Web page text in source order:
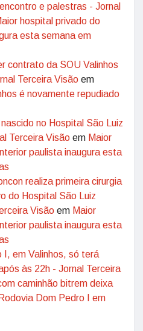
e palestras - Jornal
hospital privado do
esta semana em
contrato da SOU Valinhos
Terceira Visão em
é novamente repudiado
no Hospital São Luiz
Terceira Visão em Maior
paulista inaugura esta
realiza primeira cirurgia
do Hospital São Luiz
Visão em Maior
paulista inaugura esta
I, em Valinhos, só terá
às 22h - Jornal Terceira
caminhão bitrem deixa
Dom Pedro I em